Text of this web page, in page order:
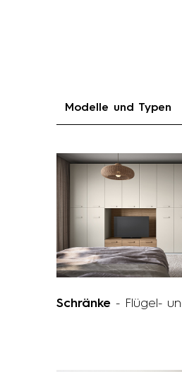
Modelle und Typen
Schränke - Flügel-